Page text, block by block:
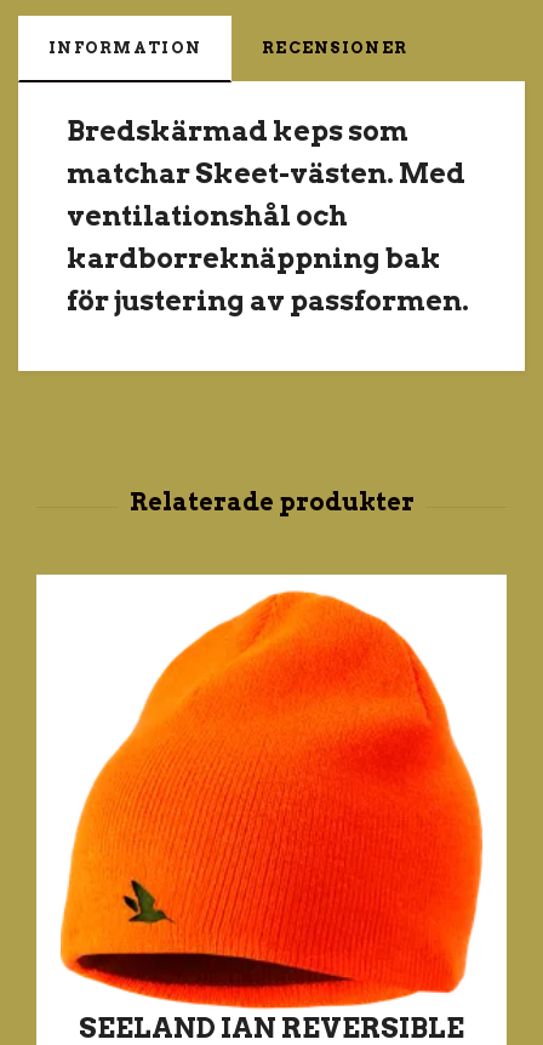
INFORMATION RECENSIONER
Bredskärmad keps som
matchar Skeet-västen. Med
ventilationshål och
kardborreknäppning bak
för justering av passformen.
SEELAND IAN REVERSIBLE